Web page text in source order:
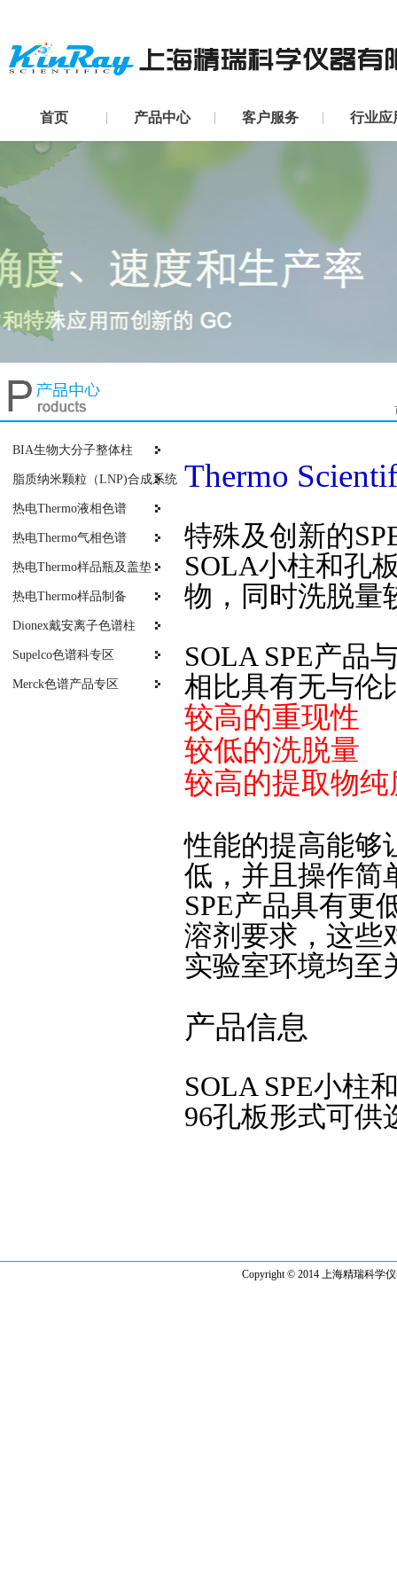
首页 产品中心 客户服务 行业应
BIA生物大分子整体柱
脂质纳米颗粒（LNP)合成系统
热电Thermo液相色谱
热电Thermo气相色谱
热电Thermo样品瓶及盖垫
热电Thermo样品制备
Dionex戴安离子色谱柱
Supelco色谱科专区
Merck色谱产品专区
Thermo
特殊及创新的
SOLA小柱和孔
物，同时洗脱量
SOLA SPE产品
相比具有无与伦
较高的重现性
较低的洗脱量
较高的提取物纯
性能的提高能够
低，并且操作简
SPE产品具有更
溶剂要求，这些
实验室环境均至
产品信息
SOLA SPE小柱
96孔板形式可供
Copyright © 2014 上海精瑞科学